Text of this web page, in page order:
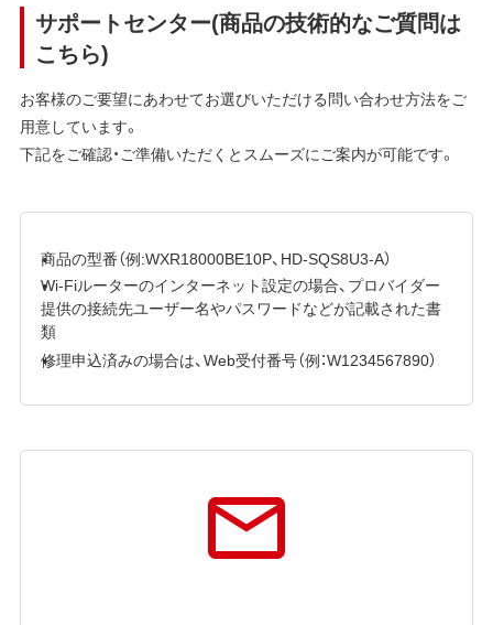
サポートセンター(商品の技術的なご質問は
こちら)
お客様のご要望にあわせてお選びいただける問い合わせ方法をご
用意しています。
下記をご確認・ご準備いただくとスムーズにご案内が可能です。
商品の型番（例:WXR18000BE10P、HD-SQS8U3-A）
Wi-Fiルーターのインターネット設定の場合、プロバイダー
提供の接続先ユーザー名やパスワードなどが記載された書
類
修理申込済みの場合は、Web受付番号（例：W1234567890）